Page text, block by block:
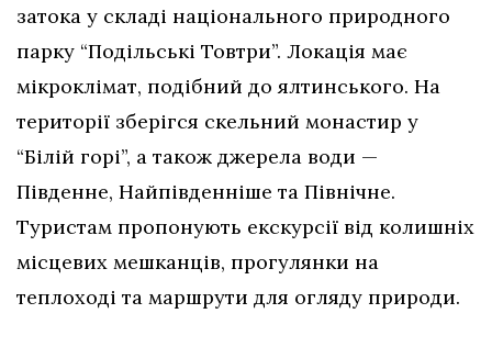
затока у складі національного природного
парку “Подільські Товтри”. Локація має
мікроклімат, подібний до ялтинського. На
території зберігся скельний монастир у
“Білій горі”, а також джерела води —
Південне, Найпівденніше та Північне.
Туристам пропонують екскурсії від колишніх
місцевих мешканців, прогулянки на
теплоході та маршрути для огляду природи.